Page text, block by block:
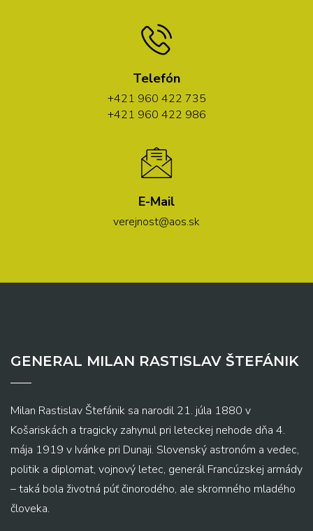
Telefón
+421 960 422 735
+421 960 422 986
E-Mail
verejnost@aos.sk
GENERAL MILAN RASTISLAV ŠTEFÁNIK
Milan Rastislav Štefánik sa narodil 21. júla 1880 v
Košariskách a tragicky zahynul pri leteckej nehode dňa 4.
mája 1919 v Ivánke pri Dunaji. Slovenský astronóm a vedec,
politik a diplomat, vojnový letec, generál Francúzskej armády
– taká bola životná púť činorodého, ale skromného mladého
človeka.